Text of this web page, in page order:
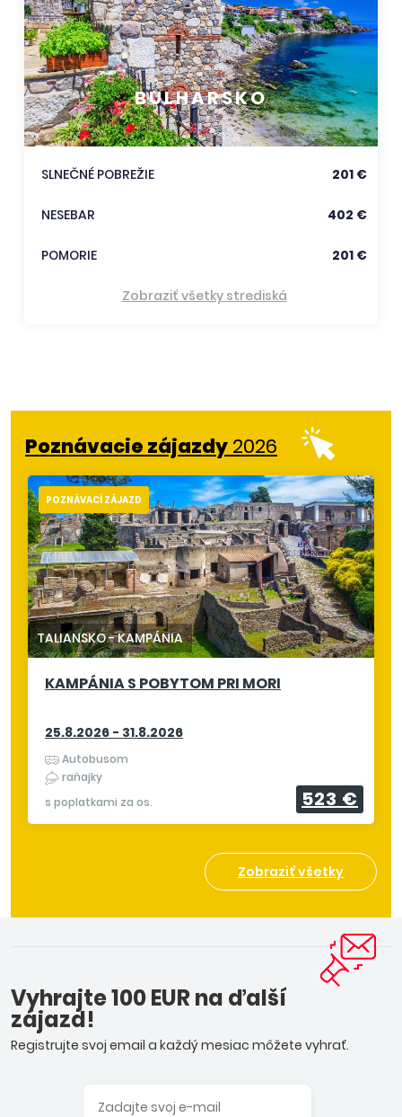
BULHARSKO
SLNEČNÉ POBREŽIE 201 €
NESEBAR 402 €
POMORIE 201 €
Zobraziť všetky strediská
Poznávacie zájazdy 2026
POZNÁVACÍ ZÁJAZD
TALIANSKO-KAMPÁNIA
KAMPÁNIA S POBYTOM PRI MORI
25.8.2026 - 31.8.2026
Autobusom
raňajky
s poplatkami za os.
523 €
Zobraziť všetky
Vyhrajte 100 EUR na ďalší
zájazd!
Registrujte svoj email a každý mesiac môžete vyhrať.